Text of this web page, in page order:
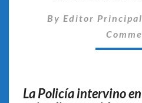
By Editor Principal
La Policía intervino